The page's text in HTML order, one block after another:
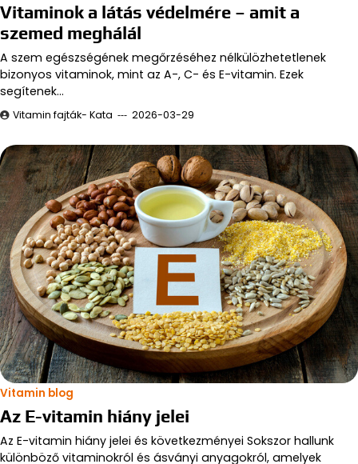
Vitaminok a látás védelmére – amit a
szemed meghálál
A szem egészségének megőrzéséhez nélkülözhetetlenek
bizonyos vitaminok, mint az A-, C- és E-vitamin. Ezek
segítenek…
Vitamin fajták- Kata 2026-03-29
Vitamin blog
Az E-vitamin hiány jelei
Az E-vitamin hiány jelei és következményei Sokszor hallunk
különböző vitaminokról és ásványi anyagokról, amelyek